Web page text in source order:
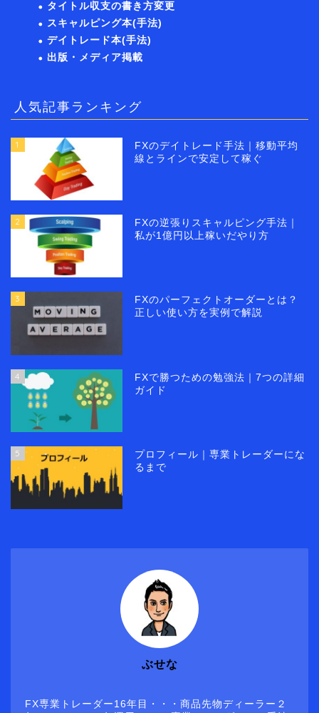
タイトル収支の書き方変更
スキャルピング本(手法)
デイトレード本(手法)
出版・メディア掲載
人気記事ランキング
1
FXのデイトレード手法｜移動平均
線とラインで安定して稼ぐ
2
FXの逆張りスキャルピング手法｜
私が1億円以上稼いだやり方
3
FXのパーフェクトオーダーとは？
正しい使い方を実例で解説
4
FXで勝つための勉強法｜7つの詳細
ガイド
5
プロフィール｜専業トレーダーにな
るまで
ぶせな
FX専業トレーダー16年目・・・商品先物ディーラー２